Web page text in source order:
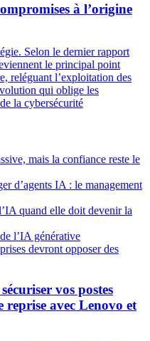
à l’origine
Selon le dernier rapport
le principal point
reléguant l’exploitation des
qui oblige les
la cybersécurité
mais la confiance reste le
d’agents IA : le management
quand elle doit devenir la
l’IA générative
devront opposer des
vos postes
reprise avec Lenovo et